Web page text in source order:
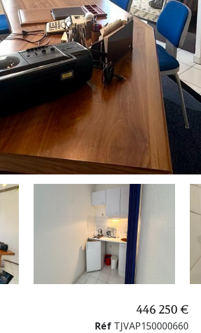
446 250 €
Réf TJVAP150000660